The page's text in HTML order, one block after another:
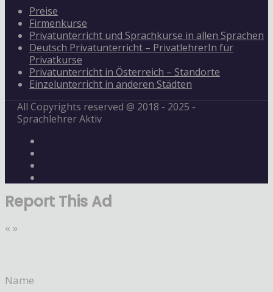
Preise
Firmenkurse
Privatunterricht und Sprachkurse in allen Sprachen
Deutsch Privatunterricht – PrivatlehrerIn für
Privatkurse
Privatunterricht in Österreich – Standorte
Einzelunterricht in anderen Städten
All Copyrights reserved @ 2018 - 2025 -
Sprachlehrer Aktiv
Report This Ad
« »
Name